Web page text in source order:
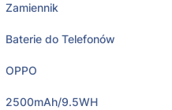
Zamiennik
Baterie do Telefonów
OPPO
2500mAh/9.5WH